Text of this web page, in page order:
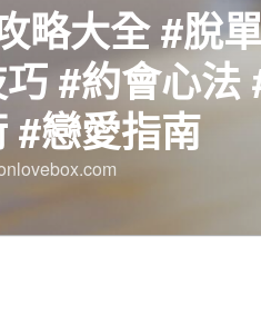
略大全 #脫
#約會心法
#戀愛指南